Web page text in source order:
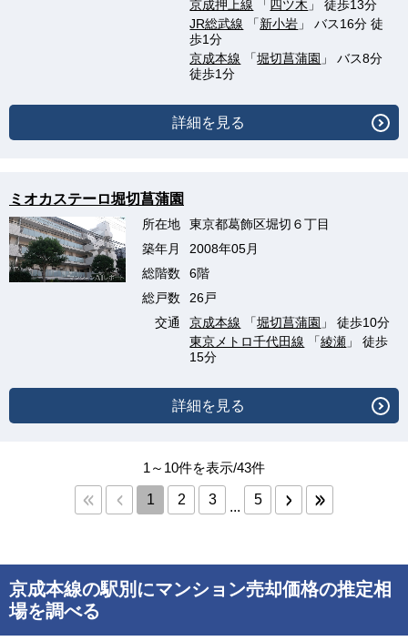
京成押上線 「 四ツ木 」 徒歩13分
JR総武線 「新小岩 」 バス16分 徒
歩1分
京成本線 「堀切菖蒲園 」 バス8分
徒歩1分
詳細を見る
ミオカステーロ堀切菖蒲園
所在地
東京都葛飾区堀切６丁目
築年月
2008年05月
総階数
6階
総戸数
26戸
交通
京成本線 「堀切菖蒲園 」 徒歩10分
東京メトロ千代田線 「綾瀬 」 徒歩
15分
詳細を見る
1～10件を表示/43件
1 2 3 ... 5
京成本線の駅別にマンション売却価格の推定相
場を調べる